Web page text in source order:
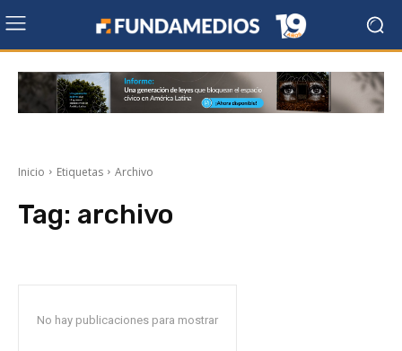
Inicio Etiquetas Archivo
Tag: archivo
No hay publicaciones para mostrar